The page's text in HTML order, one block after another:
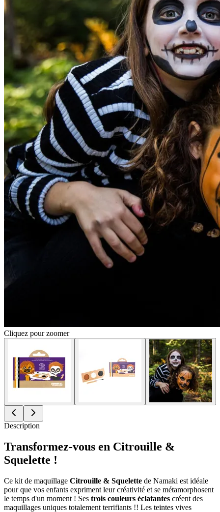
Cliquez pour zoomer
Description
Transformez-vous en Citrouille &
Squelette !
Ce kit de maquillage Citrouille & Squelette de Namaki est idéale
pour que vos enfants expriment leur créativité et se métamorphosent
le temps d'un moment ! Ses trois couleurs éclatantes créent des
maquillages uniques totalement terrifiants !! Les teintes vives